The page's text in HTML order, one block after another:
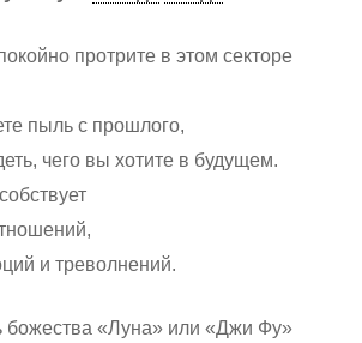
протрите в этом секторе
пыль с прошлого,
чего вы хотите в будущем.
и треволнений.
божества «Луна» или «Джи Фу»